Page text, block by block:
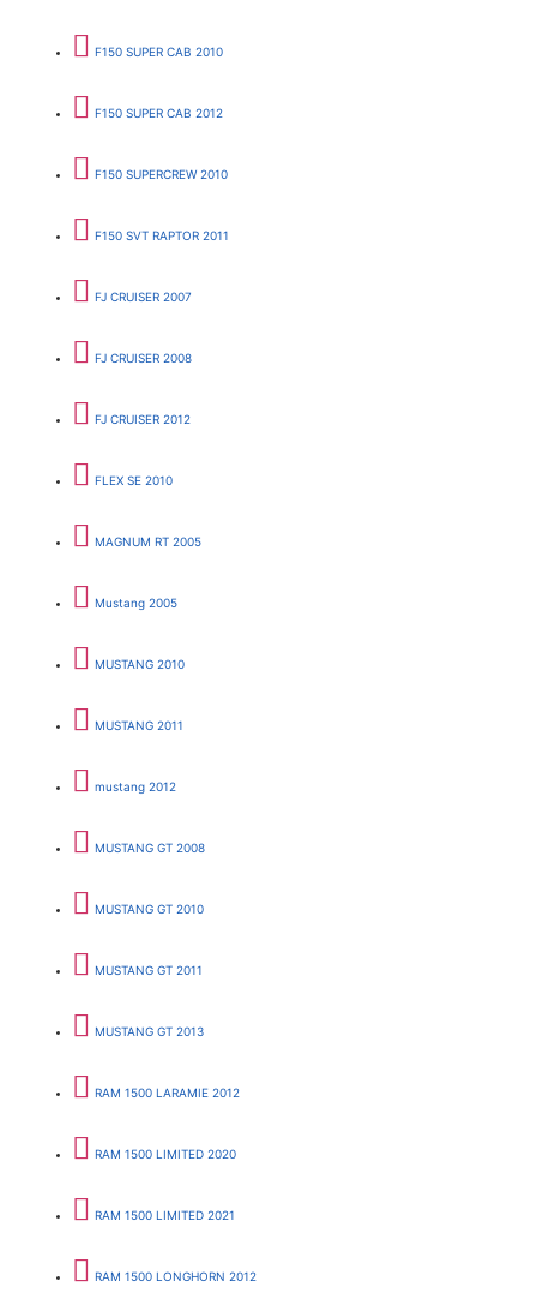
F150 SUPER CAB 2010
F150 SUPER CAB 2012
F150 SUPERCREW 2010
F150 SVT RAPTOR 2011
FJ CRUISER 2007
FJ CRUISER 2008
FJ CRUISER 2012
FLEX SE 2010
MAGNUM RT 2005
Mustang 2005
MUSTANG 2010
MUSTANG 2011
mustang 2012
MUSTANG GT 2008
MUSTANG GT 2010
MUSTANG GT 2011
MUSTANG GT 2013
RAM 1500 LARAMIE 2012
RAM 1500 LIMITED 2020
RAM 1500 LIMITED 2021
RAM 1500 LONGHORN 2012